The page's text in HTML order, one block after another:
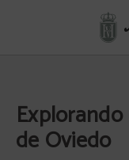
de Oviedo